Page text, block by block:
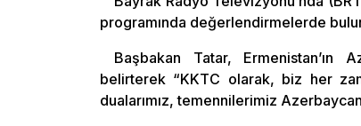
programında değerlendirmelerde
Başbakan Tatar, Ermenistan’ın
belirterek “KKTC olarak, biz her
dualarımız, temennilerimiz